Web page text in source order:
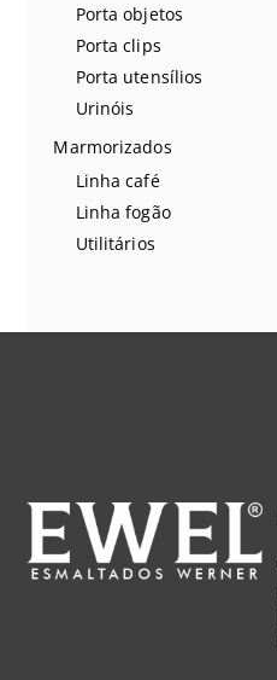
Porta objetos
Porta clips
Porta utensílios
Urinóis
Marmorizados
Linha café
Linha fogão
Utilitários